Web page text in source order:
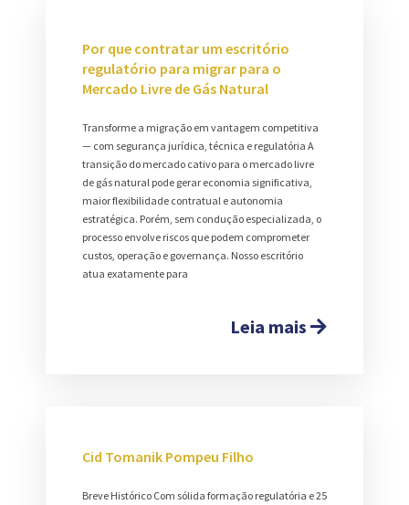
Por que contratar um escritório
regulatório para migrar para o
Mercado Livre de Gás Natural
Transforme a migração em vantagem competitiva
— com segurança jurídica, técnica e regulatória A
transição do mercado cativo para o mercado livre
de gás natural pode gerar economia significativa,
maior flexibilidade contratual e autonomia
estratégica. Porém, sem condução especializada, o
processo envolve riscos que podem comprometer
custos, operação e governança. Nosso escritório
atua exatamente para
Leia mais
Cid Tomanik Pompeu Filho
Breve Histórico Com sólida formação regulatória e 25